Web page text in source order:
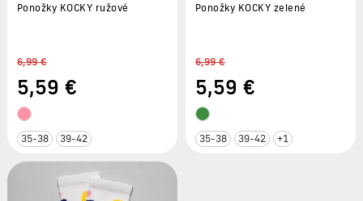
Ponožky KOCKY ružové
6,99 €
5,59 €
35-38 39-42
Ponožky KOCKY zelené
6,99 €
5,59 €
35-38 39-42 +1